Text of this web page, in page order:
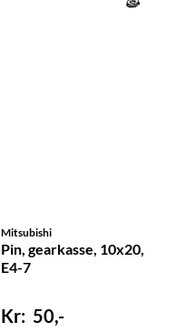
Mitsubishi
Pin, gearkasse, 10x20,
E4-7
50,-